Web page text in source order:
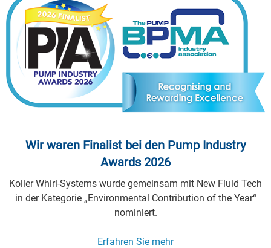
Wir waren Finalist bei den Pump Industry
Awards 2026
Koller Whirl-Systems wurde gemeinsam mit New Fluid Tech
in der Kategorie „Environmental Contribution of the Year“
nominiert.
Erfahren Sie mehr